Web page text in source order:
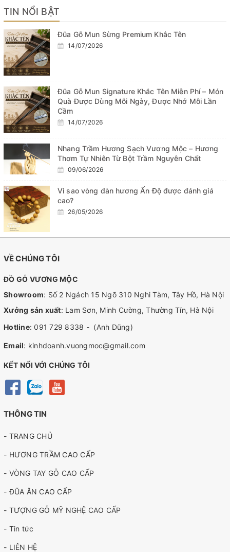
TIN NỔI BẬT
Đũa Gỗ Mun Sừng Premium Khắc Tên
14/07/2026
Đũa Gỗ Mun Signature Khắc Tên Miễn Phí – Món
Quà Được Dùng Mỗi Ngày, Được Nhớ Mỗi Lần
Cầm
14/07/2026
Nhang Trầm Hương Sạch Vương Mộc – Hương
Thơm Tự Nhiên Từ Bột Trầm Nguyên Chất
09/06/2026
Vì sao vòng đàn hương Ấn Độ được đánh giá
cao?
26/05/2026
VỀ CHÚNG TÔI
ĐỒ GỖ VƯƠNG MỘC
Showroom: Số 2 Ngách 15 Ngõ 310 Nghi Tàm, Tây Hồ, Hà Nội
Xưởng sản xuất: Lam Sơn, Minh Cường, Thường Tín, Hà Nội
Hotline:091 729 8338 - (Anh Dũng)
Email: kinhdoanh.vuongmoc@gmail.com
KẾT NỐI VỚI CHÚNG TÔI
THÔNG TIN
- TRANG CHỦ
- HƯƠNG TRẦM CAO CẤP
- VÒNG TAY GỖ CAO CẤP
- ĐŨA ĂN CAO CẤP
- TƯỢNG GỖ MỸ NGHỆ CAO CẤP
- Tin tức
- LIÊN HỆ